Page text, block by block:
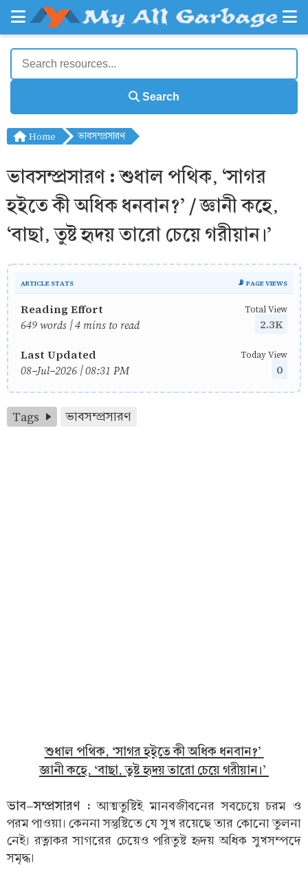
Search
Home ভাবসম্প্রসারণ
ভাবসম্প্রসারণ : শুধাল পথিক, ‘সাগর
হইতে কী অধিক ধনবান?’ / জ্ঞানী কহে,
‘বাছা, তুষ্ট হৃদয় তারো চেয়ে গরীয়ান।’
ARTICLE STATS 📡 PAGE VIEWS
Reading Effort
649 words | 4 mins to read
Total View
2.3K
Last Updated
08-Jul-2026 | 08:31 PM
Today View
0
Tags ভাবসম্প্রসারণ
শুধাল পথিক, ‘সাগর হইতে কী অধিক ধনবান?’
জ্ঞানী কহে, ‘বাছা, তুষ্ট হৃদয় তারো চেয়ে গরীয়ান।’
ভাব-সম্প্রসারণ : আত্মতুষ্টিই মানবজীবনের সবচেয়ে চরম ও
পরম পাওয়া। কেননা সন্তুষ্টিতে যে সুখ রয়েছে তার কোনো তুলনা
নেই। রত্নাকর সাগরের চেয়েও পরিতুষ্ট হৃদয় অধিক সুখসম্পদে
সমৃদ্ধ।